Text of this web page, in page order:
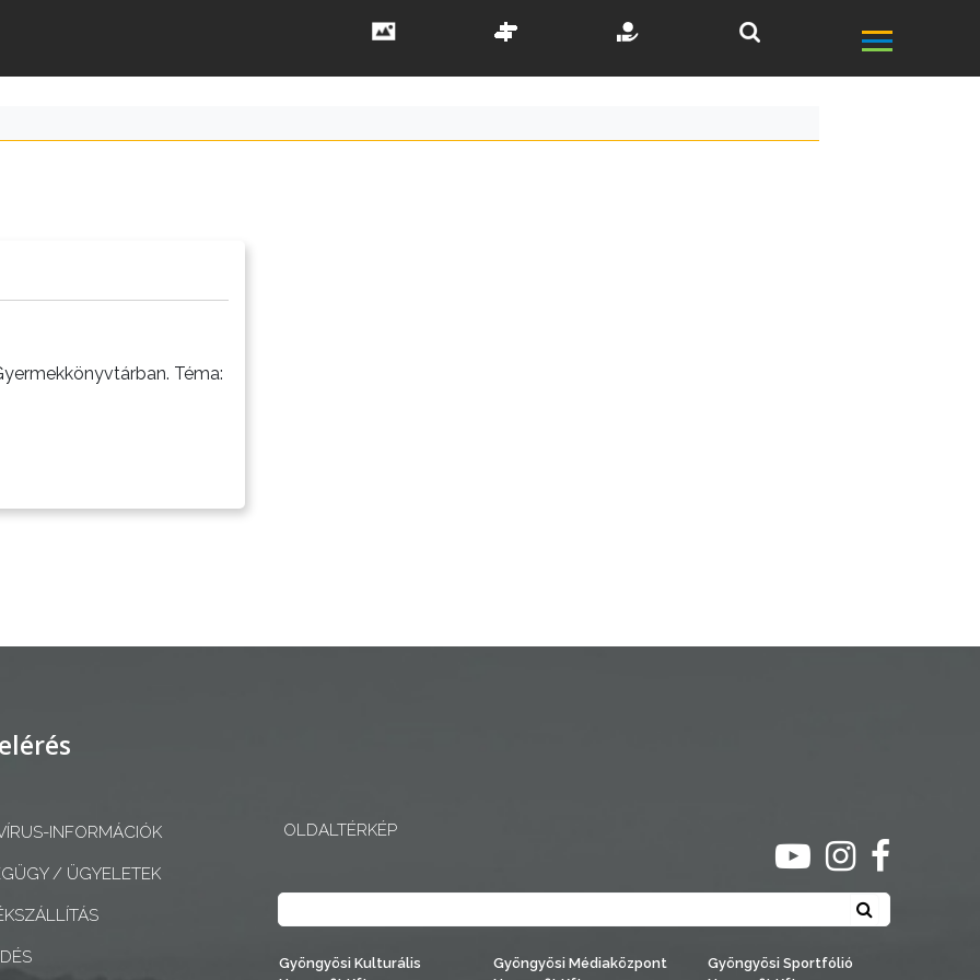
Téma:
INFORMÁCIÓK
/ ÜGYELETEK
OLDALTÉRKÉP
ugrás youtube
ugrásugrás
Keresés
Gyöngyösi Kulturális
Gyöngyösi Médiaközpont
Gyöngyösi Sportfólió